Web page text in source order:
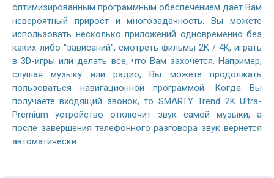
оптимизированным программным обеспечением дает Вам
невероятный прирост и многозадачность. Вы можете
использовать несколько приложений одновременно без
каких-либо "зависаний", смотреть фильмы 2K / 4K, играть
в 3D-игры или делать все, что Вам захочется. Например,
слушая музыку или радио, Вы можете продолжать
пользоваться навигационной программой. Когда Вы
получаете входящий звонок, то SMARTY Trend 2K Ultra-
Premium устройство отключит звук самой музыки, а
после завершения телефонного разговора звук вернется
автоматически.